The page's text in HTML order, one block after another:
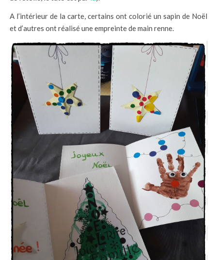
A l’intérieur de la carte, certains ont colorié un sapin de Noël
et d’autres ont réalisé une empreinte de main renne.